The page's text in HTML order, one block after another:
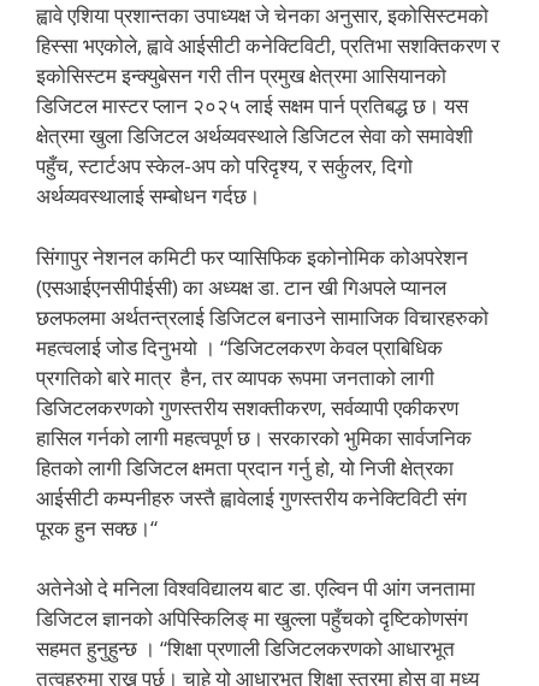
ह्वावे एशिया प्रशान्तका उपाध्यक्ष जे चेनका अनुसार, इकोसिस्टमको
हिस्सा भएकोले, ह्वावे आईसीटी कनेक्टिविटी, प्रतिभा सशक्तिकरण र
इकोसिस्टम इन्क्युबेसन गरी तीन प्रमुख क्षेत्रमा आसियानको
डिजिटल मास्टर प्लान २०२५ लाई सक्षम पार्न प्रतिबद्ध छ। यस
क्षेत्रमा खुला डिजिटल अर्थव्यवस्थाले डिजिटल सेवा को समावेशी
पहुँच, स्टार्टअप स्केल-अप को परिदृश्य, र सर्कुलर, दिगो
अर्थव्यवस्थालाई सम्बोधन गर्दछ।
सिंगापुर नेशनल कमिटी फर प्यासिफिक इकोनोमिक कोअपरेशन
(एसआईएनसीपीईसी) का अध्यक्ष डा. टान खी गिअपले प्यानल
छलफलमा अर्थतन्त्रलाई डिजिटल बनाउने सामाजिक विचारहरुको
महत्वलाई जोड दिनुभयो । “डिजिटलकरण केवल प्राबिधिक
प्रगतिको बारे मात्र हैन, तर व्यापक रूपमा जनताको लागी
डिजिटलकरणको गुणस्तरीय सशक्तीकरण, सर्वव्यापी एकीकरण
हासिल गर्नको लागी महत्वपूर्ण छ। सरकारको भुमिका सार्वजनिक
हितको लागी डिजिटल क्षमता प्रदान गर्नु हो, यो निजी क्षेत्रका
आईसीटी कम्पनीहरु जस्तै ह्वावेलाई गुणस्तरीय कनेक्टिविटी संग
पूरक हुन सक्छ।“
अतेनेओ दे मनिला विश्वविद्यालय बाट डा. एल्विन पी आंग जनतामा
डिजिटल ज्ञानको अपिस्किलिङ् मा खुल्ला पहुँचको दृष्टिकोणसंग
सहमत हुनुहुन्छ । “शिक्षा प्रणाली डिजिटलकरणको आधारभूत
तत्वहरुमा राख्नु पर्छ। चाहे यो आधारभूत शिक्षा स्तरमा होस् वा मध्य